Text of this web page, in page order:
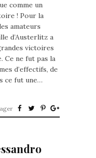
comme un
! Pour la
amateurs
d’Austerlitz a
victoires
Ce ne fut pas la
d’effectifs, de
ce fut une…